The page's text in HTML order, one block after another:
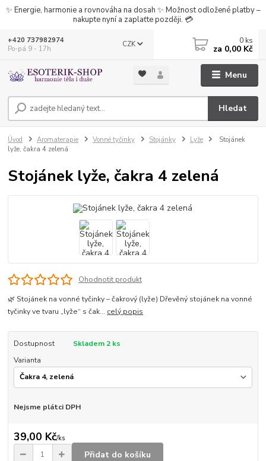
✨ Energie, harmonie a rovnováha na dosah ✨ Možnost odložené platby –
nakupte nyní a zaplaťte později. 💳
Menu
CZK
Hledat
+420 737982974
Po-pá 9 - 17h
0 ks
za 0,00 Kč
Úvod Aromaterapie Vonné tyčinky Stojánky Lyže
Stojánek
lyže, čakra 4 zelená
Stojánek lyže, čakra 4 zelená
Ohodnotit produkt
🌿 Stojánek na vonné tyčinky – čakrový (lyže) Dřevěný stojánek na vonné
tyčinky ve tvaru „lyže“ s čak... celý popis
Dostupnost
Skladem 2 ks
Varianta
Nejsme plátci DPH
39,00 Kč/ks
Přidat do košíku